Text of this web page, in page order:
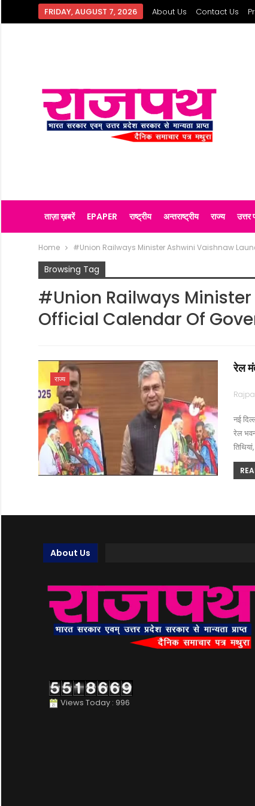
FRIDAY, AUGUST 7, 2026 About Us Contact Us
ताज़ा ख़बरें EPAPER राष्ट्रीय अन्तराष्ट्रीय राज्य उत्तर
Home #Union Railways Minister Ashwini Vaishnaw
Browsing Tag
#Union Railways
Official Calendar Of
राज्य
रेल
नई
रेल
About Us
Views Today : 996